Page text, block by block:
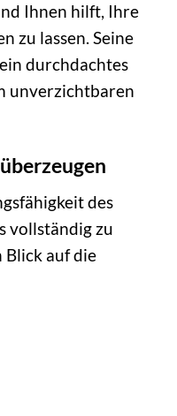
Ihnen hilft, Ihre
zu lassen. Seine
durchdachtes
unverzichtbaren
des
vollständig zu
auf die